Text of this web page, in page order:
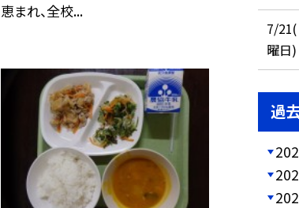
恵まれ、全校...
7/
曜日)
過